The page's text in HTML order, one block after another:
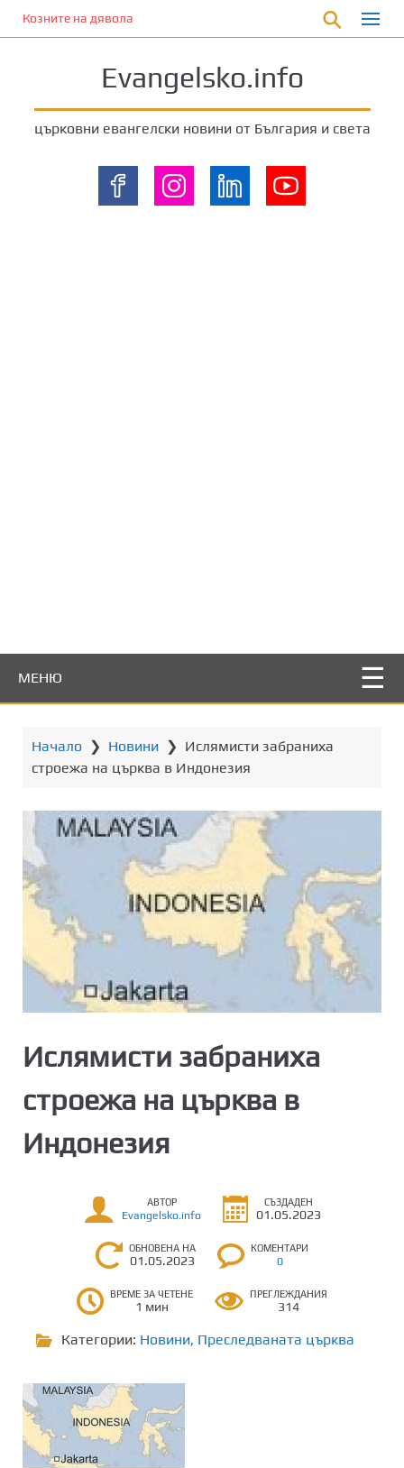
е
Козните на дявола
Evangelsko.info
църковни евангелски новини от България и света
МЕНЮ
Начало ❯ Новини ❯ Ислямисти забраниха
строежа на църква в Индонезия
Ислямисти забраниха
строежа на църква в
Индонезия
АВТОР
Evangelsko.info
СЪЗДАДЕН
01.05.2023
ОБНОВЕНА НА
01.05.2023
КОМЕНТАРИ
0
ВРЕМЕ ЗА ЧЕТЕНЕ
1 мин
ПРЕГЛЕЖДАНИЯ
314
Категории: Новини, Преследваната църква